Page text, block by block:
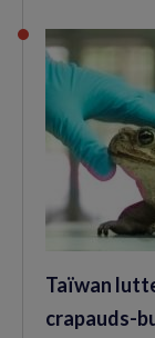
Taïwan
crapauds-